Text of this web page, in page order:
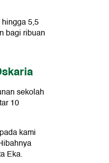
5,5
bagi ribuan
sekolah
10
kami
Eka.